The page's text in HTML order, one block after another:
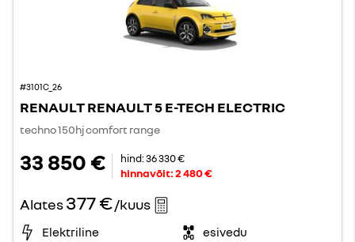
#3101C_26
RENAULT RENAULT 5 E-TECH ELECTRIC
techno 150hj comfort range
33 850 € hind:36 330 €
hinnavõit:2 480 €
Alates377 €/kuus
Elektriline esivedu